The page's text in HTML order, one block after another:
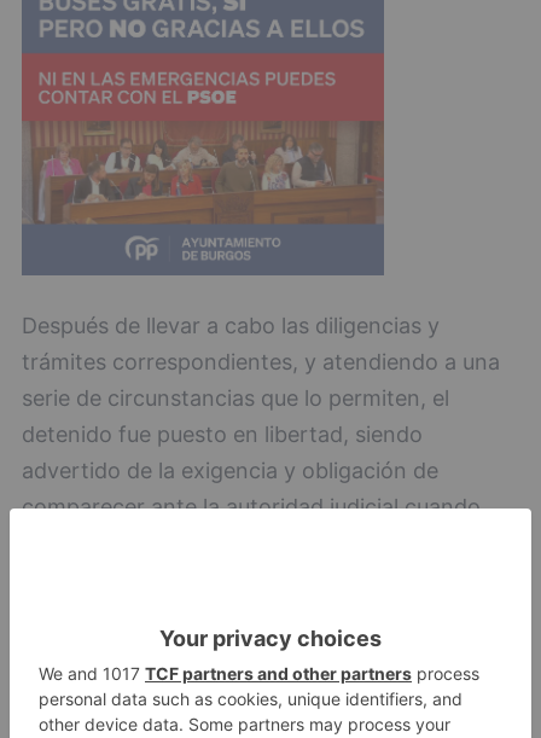
Después de llevar a cabo las diligencias y
trámites correspondientes, y atendiendo a una
serie de circunstancias que lo permiten, el
detenido fue puesto en libertad, siendo
advertido de la exigencia y obligación de
comparecer ante la autoridad judicial cuando
apropiarse forma indebida
cajero
automático